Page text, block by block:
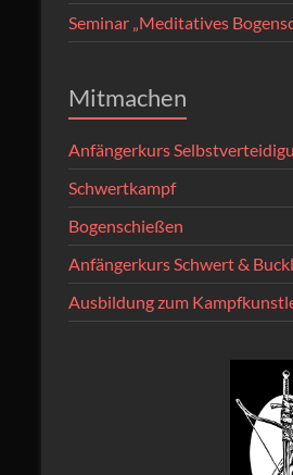
Seminar „Meditatives
Mitmachen
Anfängerkurs
Schwertkampf
Bogenschießen
Anfängerkurs Schwert &
Ausbildung zum